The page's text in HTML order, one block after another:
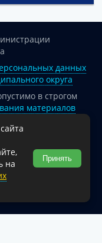
данных
округа
в строгом
материалов
ссылка
обязательна
интернет-портал
округа.
на
Принять